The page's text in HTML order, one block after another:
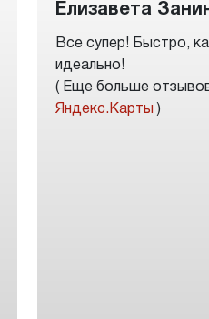
Елизавета
Все супер! Быстро,
идеально!
( Еще больше
Яндекс.Карты )